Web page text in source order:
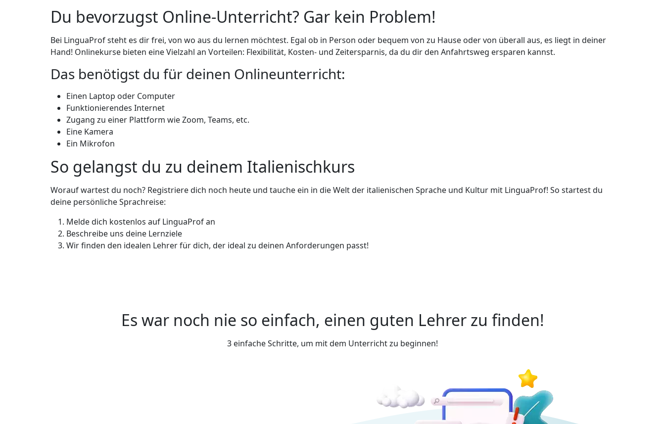
Du bevorzugst Online-Unterricht? Gar kein Problem!
Bei LinguaProf steht es dir frei, von wo aus du lernen möchtest. Egal ob in Person oder bequem von zu Hause oder von überall aus, es liegt in deiner
Hand! Onlinekurse bieten eine Vielzahl an Vorteilen: Flexibilität, Kosten- und Zeitersparnis, da du dir den Anfahrtsweg ersparen kannst.
Das benötigst du für deinen Onlineunterricht:
Einen Laptop oder Computer
Funktionierendes Internet
Zugang zu einer Plattform wie Zoom, Teams, etc.
Eine Kamera
Ein Mikrofon
So gelangst du zu deinem Italienischkurs
Worauf wartest du noch? Registriere dich noch heute und tauche ein in die Welt der italienischen Sprache und Kultur mit LinguaProf! So startest du
deine persönliche Sprachreise:
Melde dich kostenlos auf LinguaProf an
Beschreibe uns deine Lernziele
Wir finden den idealen Lehrer für dich, der ideal zu deinen Anforderungen passt!
Es war noch nie so einfach, einen guten Lehrer zu finden!
3 einfache Schritte, um mit dem Unterricht zu beginnen!